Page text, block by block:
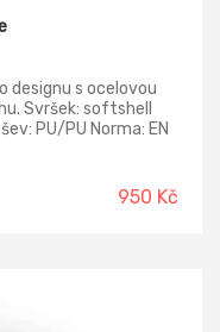
designu s ocelovou
Svršek: softshell
PU/PU Norma: EN
950 Kč